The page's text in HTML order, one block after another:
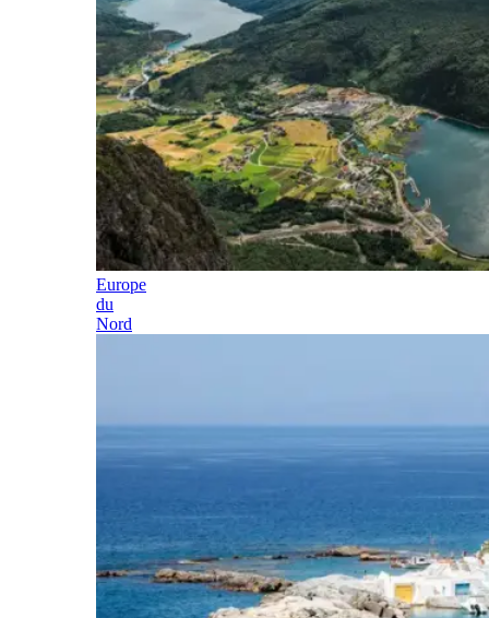
Europe
du
Nord